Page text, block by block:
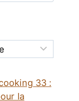
33 :
la